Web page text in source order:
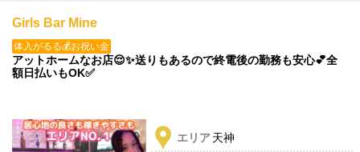
業績上昇中につき、
新規メンバー大募集中です💞
Girls Bar Mine
体入がるる💰お祝い金
アットホームなお店😌✨送りもあるので終電後の勤務も安心💕全
額日払いもOK✅
エリア天神